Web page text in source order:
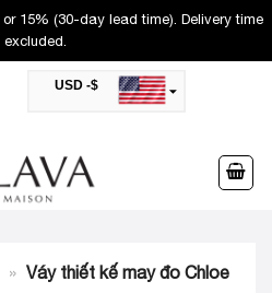
15% (30-day lead time). Delivery time
excluded.
USD -$
AED -AED
United Arab Emirates Dirham
Australian Dollar
» Váy thiết kế may đo Chloe